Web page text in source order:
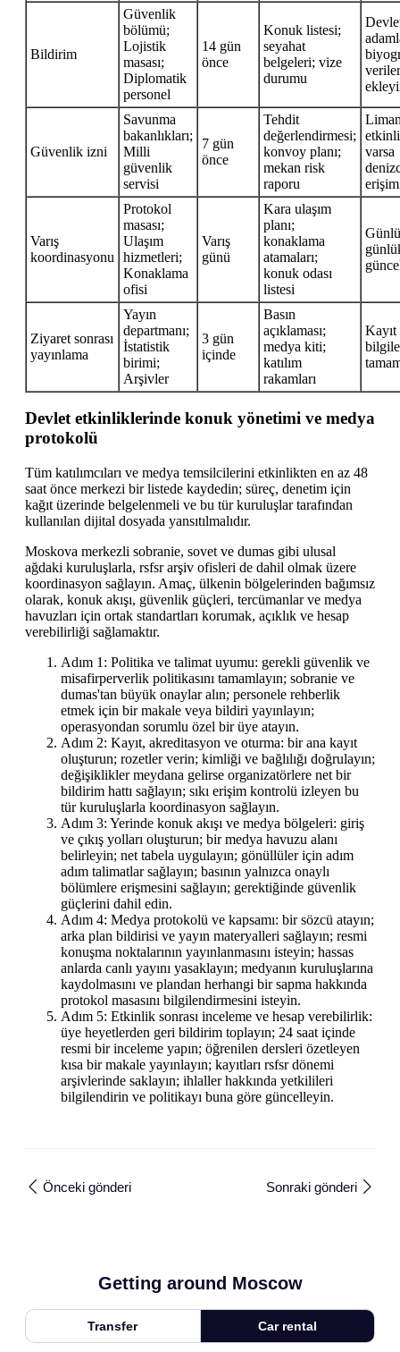
Bildirim
Güvenlik
bölümü;
Lojistik
masası;
Diplomatik
personel
14 gün
önce
Konuk listesi;
seyahat
belgeleri; vize
durumu
Güvenlik izni
Savunma
bakanlıkları;
Milli
güvenlik
servisi
7 gün
önce
Tehdit
değerlendirmesi;
konvoy planı;
mekan risk
raporu
varsa
Varış
koordinasyonu
Protokol
masası;
Ulaşım
hizmetleri;
Konaklama
ofisi
Varış
günü
Kara ulaşım
planı;
konaklama
atamaları;
konuk odası
listesi
Ziyaret sonrası
yayınlama
Yayın
departmanı;
İstatistik
birimi;
Arşivler
3 gün
içinde
Basın
açıklaması;
medya kiti;
katılım
rakamları
Kayıt
Devlet etkinliklerinde konuk yönetimi ve medya
protokolü
Tüm katılımcıları ve medya temsilcilerini etkinlikten en az 48
saat önce merkezi bir listede kaydedin; süreç, denetim için
kağıt üzerinde belgelenmeli ve bu tür kuruluşlar tarafından
kullanılan dijital dosyada yansıtılmalıdır.
Moskova merkezli sobranie, sovet ve dumas gibi ulusal
ağdaki kuruluşlarla, rsfsr arşiv ofisleri de dahil olmak üzere
koordinasyon sağlayın. Amaç, ülkenin bölgelerinden bağımsız
olarak, konuk akışı, güvenlik güçleri, tercümanlar ve medya
havuzları için ortak standartları korumak, açıklık ve hesap
verebilirliği sağlamaktır.
Adım 1: Politika ve talimat uyumu: gerekli güvenlik ve
misafirperverlik politikasını tamamlayın; sobranie ve
dumas'tan büyük onaylar alın; personele rehberlik
etmek için bir makale veya bildiri yayınlayın;
operasyondan sorumlu özel bir üye atayın.
Adım 2: Kayıt, akreditasyon ve oturma: bir ana kayıt
oluşturun; rozetler verin; kimliği ve bağlılığı doğrulayın;
değişiklikler meydana gelirse organizatörlere net bir
bildirim hattı sağlayın; sıkı erişim kontrolü izleyen bu
tür kuruluşlarla koordinasyon sağlayın.
Adım 3: Yerinde konuk akışı ve medya bölgeleri: giriş
ve çıkış yolları oluşturun; bir medya havuzu alanı
belirleyin; net tabela uygulayın; gönüllüler için adım
adım talimatlar sağlayın; basının yalnızca onaylı
bölümlere erişmesini sağlayın; gerektiğinde güvenlik
güçlerini dahil edin.
Adım 4: Medya protokolü ve kapsamı: bir sözcü atayın;
arka plan bildirisi ve yayın materyalleri sağlayın; resmi
konuşma noktalarının yayınlanmasını isteyin; hassas
anlarda canlı yayını yasaklayın; medyanın kuruluşlarına
kaydolmasını ve plandan herhangi bir sapma hakkında
protokol masasını bilgilendirmesini isteyin.
Adım 5: Etkinlik sonrası inceleme ve hesap verebilirlik:
üye heyetlerden geri bildirim toplayın; 24 saat içinde
resmi bir inceleme yapın; öğrenilen dersleri özetleyen
kısa bir makale yayınlayın; kayıtları rsfsr dönemi
arşivlerinde saklayın; ihlaller hakkında yetkilileri
bilgilendirin ve politikayı buna göre güncelleyin.
Önceki gönderi Sonraki gönderi
Getting around Moscow
Transfer Car rental